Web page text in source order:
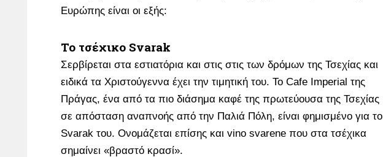
Ευρώπης είναι οι εξής:
Το τσέχικο Svarak
Σερβίρεται στα εστιατόρια και στις στις των δρόμων της Τσεχίας και
ειδικά τα Χριστούγεννα έχει την τιμητική του. Το Cafe Imperial της
Πράγας, ένα από τα πιο διάσημα καφέ της πρωτεύουσα της Τσεχίας
σε απόσταση αναπνοής από την Παλιά Πόλη, είναι φημισμένο για το
Svarak του. Ονομάζεται επίσης και vino svarene που στα τσέχικα
σημαίνει «βραστό κρασί».